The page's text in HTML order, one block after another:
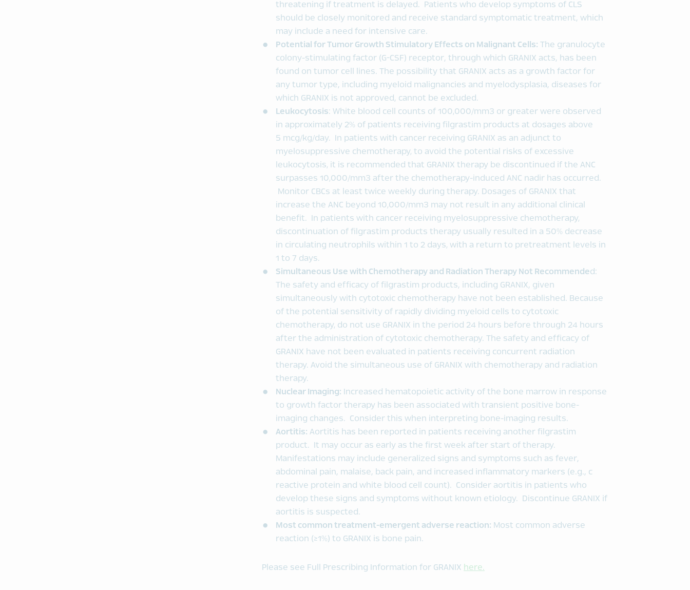
threatening if treatment is delayed. Patients who develop symptoms of CLS
should be closely monitored and receive standard symptomatic treatment, which
may include a need for intensive care.
Potential for Tumor Growth Stimulatory Effects on Malignant Cells: The granulocyte
colony-stimulating factor (G-CSF) receptor, through which GRANIX acts, has been
found on tumor cell lines. The possibility that GRANIX acts as a growth factor for
any tumor type, including myeloid malignancies and myelodysplasia, diseases for
which GRANIX is not approved, cannot be excluded.
Leukocytosis: White blood cell counts of 100‚000/mm3 or greater were observed
in approximately 2% of patients receiving filgrastim products at dosages above
5 mcg/kg/day. In patients with cancer receiving GRANIX as an adjunct to
myelosuppressive chemotherapy‚ to avoid the potential risks of excessive
leukocytosis‚ it is recommended that GRANIX therapy be discontinued if the ANC
surpasses 10‚000/mm3 after the chemotherapy-induced ANC nadir has occurred.
Monitor CBCs at least twice weekly during therapy. Dosages of GRANIX that
increase the ANC beyond 10‚000/mm3 may not result in any additional clinical
benefit. In patients with cancer receiving myelosuppressive chemotherapy‚
discontinuation of filgrastim products therapy usually resulted in a 50% decrease
in circulating neutrophils within 1 to 2 days‚ with a return to pretreatment levels in
1 to 7 days.
Simultaneous Use with Chemotherapy and Radiation Therapy Not Recommended:
The safety and efficacy of filgrastim products, including GRANIX, given
simultaneously with cytotoxic chemotherapy have not been established. Because
of the potential sensitivity of rapidly dividing myeloid cells to cytotoxic
chemotherapy‚ do not use GRANIX in the period 24 hours before through 24 hours
after the administration of cytotoxic chemotherapy. The safety and efficacy of
GRANIX have not been evaluated in patients receiving concurrent radiation
therapy. Avoid the simultaneous use of GRANIX with chemotherapy and radiation
therapy.
Nuclear Imaging:
Increased hematopoietic activity of the bone marrow in response
to growth factor therapy has been associated with transient positive bone-
imaging changes. Consider this when interpreting bone-imaging results.
Aortitis: Aortitis has been reported in patients receiving another filgrastim
product. It may occur as early as the first week after start of therapy.
Manifestations may include generalized signs and symptoms such as fever,
abdominal pain, malaise, back pain, and increased inflammatory markers (e.g., c
reactive protein and white blood cell count). Consider aortitis in patients who
develop these signs and symptoms without known etiology. Discontinue GRANIX if
aortitis is suspected.
Most common treatment-emergent adverse reaction: Most common adverse
reaction (≥1%) to GRANIX is bone pain.
Please see Full Prescribing Information for GRANIX here.